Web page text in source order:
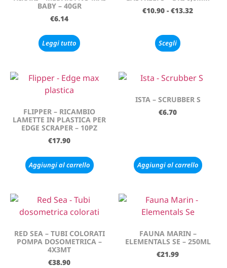
BABY – 40GR
€6.14
Leggi tutto
€10.90 - €13.32
Scegli
FLIPPER – RICAMBIO
LAMETTE IN PLASTICA PER
EDGE SCRAPER – 10PZ
€17.90
Aggiungi al carrello
ISTA – SCRUBBER S
€6.70
Aggiungi al carrello
RED SEA – TUBI COLORATI
POMPA DOSOMETRICA –
4X3MT
€38.90
FAUNA MARIN –
ELEMENTALS SE – 250ML
€21.99